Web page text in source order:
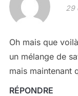
29
Oh mais que
un mélange de
mais maintenant
RÉPONDRE